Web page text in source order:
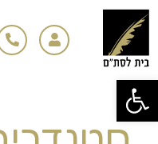
פתח סרגל נגישות
דילוג
לתוכן